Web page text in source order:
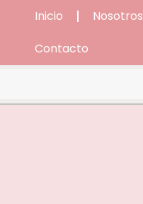
Inicio Nosotros
Contacto